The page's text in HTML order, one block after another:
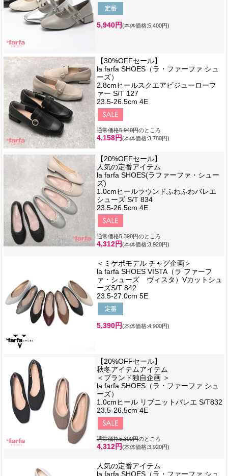
5,940円(本体価格:5,400円)
【30%OFFセール】
la farfa SHOES（ラ・ファーファ シュ
ーズ）
2.8cmヒールスクエアビジューローフ
ァー S/T 127
23.5-26.5cm 4E
通常価格5,940円のところ
4,158円(本体価格:3,780円)
【20%OFFセール】
人気の定番アイテム
la farfa SHOES(ラファーファ・シュー
ズ)
1.0cmヒールラウンドふわふわバレエ
シューズ S/T 834
23.5-26.5cm 4E
通常価格5,390円のところ
4,312円(本体価格:3,920円)
＜ミケポモデル チャグ企画＞
la farfa SHOES VISTA（ラ ファーフ
ァ・シューズ ヴィスタ）Vカットシュ
ーズS/T 842
23.5-27.0cm 5E
5,390円(本体価格:4,900円)
【20%OFFセール】
秋冬アイテムアイテム
＜ブランド独自企画 ＞
la farfa SHOES（ラ・ファーファ シュ
ーズ）
1.0cmヒール リブニットバレエ S/T832
23.5-26.5cm 4E
通常価格5,390円のところ
4,312円(本体価格:3,920円)
人気の定番アイテム
la farfa SHOES（ラ・ファーファ シュ